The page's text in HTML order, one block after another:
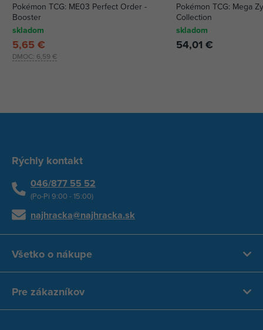
Pokémon TCG: ME03 Perfect Order -
Booster
skladom
DMOC: 6,59 €
5,65 €
Pokémon TCG: Mega
Collection
skladom
54,01 €
Rýchly kontakt
046/877 55 52
(Po-Pi 9:00 - 15:00)
najhracka@najhracka.sk
Všetko o nákupe
Pre zákazníkov